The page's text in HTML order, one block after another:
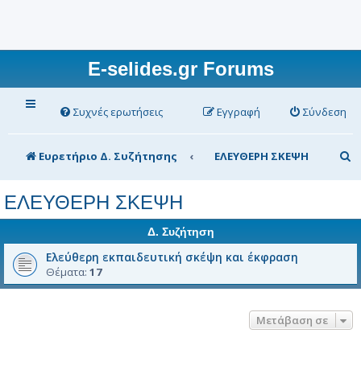
E-selides.gr Forums
Συχνές ερωτήσεις Σύνδεση
Εγγραφή
Ευρετήριο Δ. Συζήτησης ΕΛΕΥΘΕΡΗ ΣΚΕΨΗ
ν
ή
ΕΛΕΥΘΕΡΗ ΣΚΕΨΗ
Δ. Συζήτηση
Ελεύθερη εκπαιδευτική σκέψη και έκφραση
Θέματα: 17
Μετάβαση σε